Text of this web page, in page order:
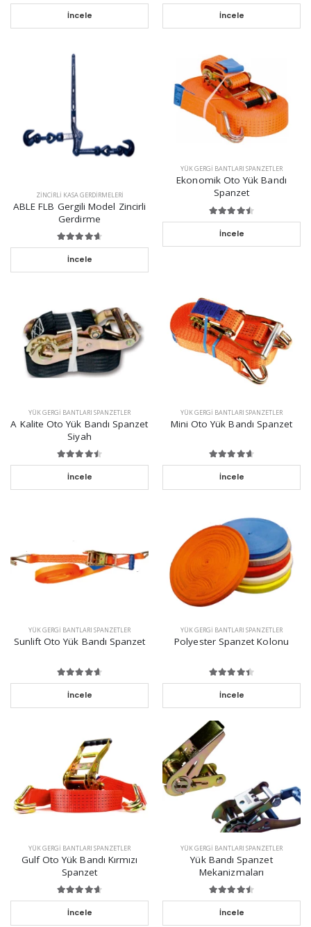
İncele İncele
ZINCIRLI KASA GERDIRMELERI
ABLE FLB Gergili Model Zincirli
Gerdirme
İncele
YÜK GERGI BANTLARI SPANZETLER
Ekonomik Oto Yük Bandı
Spanzet
İncele
YÜK GERGI BANTLARI SPANZETLER
A Kalite Oto Yük Bandı Spanzet
Siyah
İncele
YÜK GERGI BANTLARI SPANZETLER
Mini Oto Yük Bandı Spanzet
İncele
YÜK GERGI BANTLARI SPANZETLER
Sunlift Oto Yük Bandı Spanzet
İncele
YÜK GERGI BANTLARI SPANZETLER
Polyester Spanzet Kolonu
İncele
YÜK GERGI BANTLARI SPANZETLER
Gulf Oto Yük Bandı Kırmızı
Spanzet
İncele
YÜK GERGI BANTLARI SPANZETLER
Yük Bandı Spanzet
Mekanizmaları
İncele